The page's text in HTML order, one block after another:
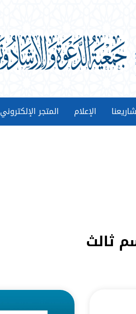
الإعلام المتجر الإلكتروني
ثالث